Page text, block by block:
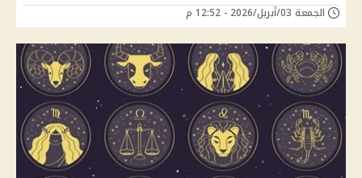
الجمعة 03/أبريل/2026 - 12:52 م